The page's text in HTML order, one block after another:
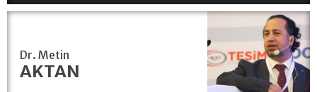
Dr. Metin
AKTAN